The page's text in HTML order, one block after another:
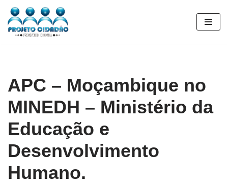
Pular
APC – Moçambique no
MINEDH – Ministério da
Educação e
Desenvolvimento
Humano.